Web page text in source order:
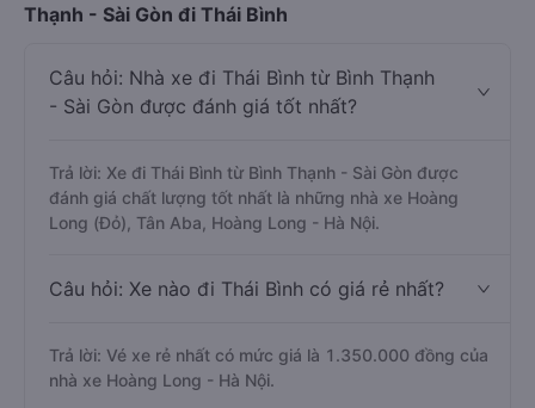
Thạnh - Sài Gòn đi Thái Bình
Câu hỏi: Nhà xe đi Thái Bình từ Bình Thạnh
- Sài Gòn được đánh giá tốt nhất?
Trả lời: Xe đi Thái Bình từ Bình Thạnh - Sài Gòn được
đánh giá chất lượng tốt nhất là những nhà xe Hoàng
Long (Đỏ), Tân Aba, Hoàng Long - Hà Nội.
Câu hỏi: Xe nào đi Thái Bình có giá rẻ nhất?
Trả lời: Vé xe rẻ nhất có mức giá là 1.350.000 đồng của
nhà xe Hoàng Long - Hà Nội.